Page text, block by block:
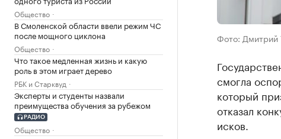
Общество
В Смоленской области ввели режим ЧС
после мощного циклона
Общество
Что такое медленная жизнь и какую
роль в этом играет дерево
РБК и Старквуд
Эксперты и студенты назвали
преимущества обучения за рубежом
РАДИО
Общество
Фото: Дмитрий
смогла
который
отказал
исков.